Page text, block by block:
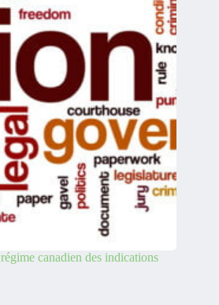
canadien des indications